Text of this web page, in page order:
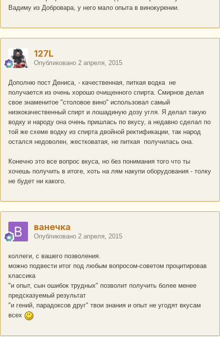
Вадиму из Добровара, у него мало опыта в винокурении.
127L
Опубликовано 2 апреля, 2015
Дополню пост Дениса, - качественная, питкая водка не
получается из очень хорошо очищенного спирта. Смирнов делая
свое знаменитое "столовое вино" использовал самый
низкокачественный спирт и лошадиную дозу угля. Я делал такую
водку и народу она очень пришлась по вкусу, а недавно сделал по
той же схеме водку из спирта двойной ректификации, так народ
остался недоволен, жестковатая, не питкая получилась она.
Конечно это все вопрос вкуса, но без понимания того что ты
хочешь получить в итоге, хоть на лям накупи оборудования - толку
не будет ни какого.
ванечка
Опубликовано 2 апреля, 2015
коллеги, с вашего позволения.
можно подвести итог под любым вопросом-советом процитировав
классика
"и опыт, сын ошибок трудных" позволит получить более менее
предсказуемый результат
"и гений, парадоксов друг" твои знания и опыт не угодят вкусам
всех